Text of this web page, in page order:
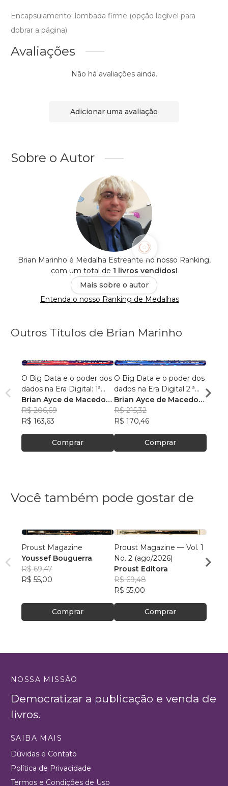
Encapsulamento: lombada firme (opção legível para
dobrar a página)
Avaliações
Não há avaliações ainda.
Adicionar uma avaliação
Sobre o Autor
Brian Marinho é Medalha Estreante no nosso Ranking,
com um total de 1 livros vendidos!
Mais sobre o autor
Entenda o nosso Ranking de Medalhas
Outros Títulos de Brian Marinho
O Big Data e o poder dos
dados na Era Digital: 1ª
Edição.
Brian Ayce de Macedo
Marinho
R$ 206,69
R$ 163,63
Comprar
O Big Data e o poder dos
dados na Era Digital 2 ª
Edição:
Brian Ayce de Macedo
Marinho
R$ 215,32
R$ 170,46
Comprar
Você também pode gostar de
Proust Magazine
Youssef Bouguerra
R$ 69,47
R$ 55,00
Comprar
Proust Magazine — Vol. 1
No. 2 (ago/2026)
Proust Editora
R$ 69,48
R$ 55,00
Comprar
NOSSA MISSÃO
Democratizar a publicação e venda de
livros.
SAIBA MAIS
Dúvidas e Contato
Política de Privacidade
Termos e Condições de Uso